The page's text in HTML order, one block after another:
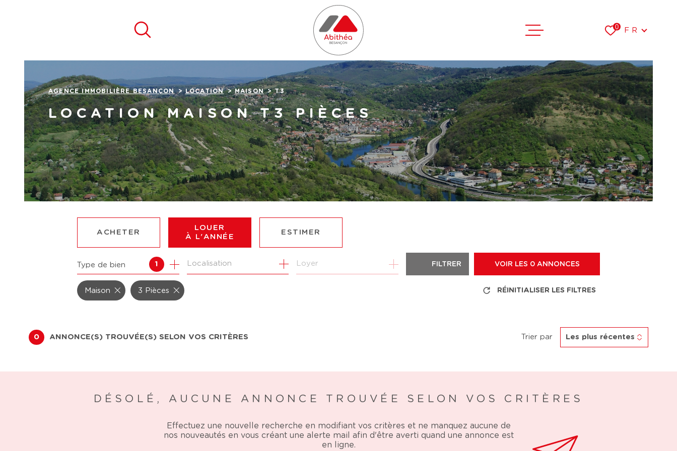
LOCATIONS
FAIRE
L'AGENCE
CONTACT
0 Langue
FR
AGENCE IMMOBILIÈRE BESANÇON LOCATION MAISON T3
LOCATION MAISON T3 PIÈCES
ACHETER
DE L'ANCIEN
DU NEUF
DE L'IMMO PRO
LOUER
À L'ANNÉE
À L'ANNÉE
ESTIMER
Type de bien 1 Loyer FILTRER VOIR LES 0ANNONCES
Maison 3 Pièces RÉINITIALISER LES FILTRES
0 ANNONCE(S) TROUVÉE(S) SELON VOS CRITÈRES Trier par Les plus récentes
DÉSOLÉ, AUCUNE ANNONCE TROUVÉE SELON VOS CRITÈRES
Effectuez une nouvelle recherche en modifiant vos critères et ne manquez aucune de
nos nouveautés en vous créant une alerte mail afin d'être averti quand une annonce est
en ligne.